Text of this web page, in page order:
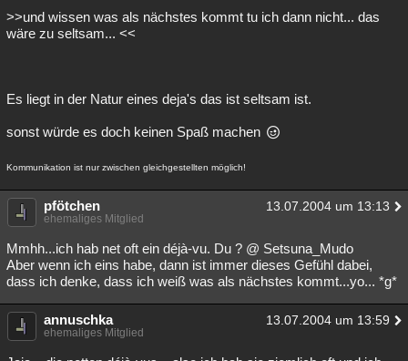
>>und wissen was als nächstes kommt tu ich dann nicht... das
wäre zu seltsam... <<
Es liegt in der Natur eines deja's das ist seltsam ist.
sonst würde es doch keinen Spaß machen
Kommunikation ist nur zwischen gleichgestellten möglich!
pfötchen 13.07.2004 um 13:13
ehemaliges Mitglied
Mmhh...ich hab net oft ein déjà-vu. Du ? @ Setsuna_Mudo
Aber wenn ich eins habe, dann ist immer dieses Gefühl dabei,
dass ich denke, dass ich weiß was als nächstes kommt...yo... *g*
annuschka 13.07.2004 um 13:59
ehemaliges Mitglied